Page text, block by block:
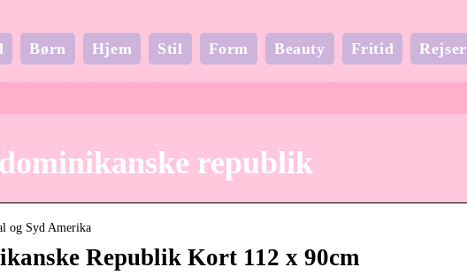
Børn Hjem Stil Form Beauty Fritid Rejser
republik
og Syd Amerika
Republik Kort 112 x 90cm